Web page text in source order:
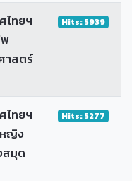
ไทยฯ
าสตร์
Hits: 5939
ไทยฯ
หญิง
สมุด
Hits: 5277